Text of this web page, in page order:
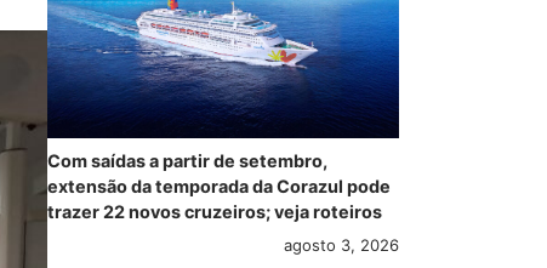
Com saídas a partir de setembro,
extensão da temporada da Corazul pode
trazer 22 novos cruzeiros; veja roteiros
agosto 3, 2026